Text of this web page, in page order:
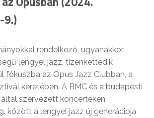
9.)
rendelkező, ugyanakkor
lengyel jazz, tizenkettedik
fókuszba az Opus Jazz Clubban, a
keretében. A BMC és a budapesti
szervezett koncerteken
között a lengyel jazz új generációja